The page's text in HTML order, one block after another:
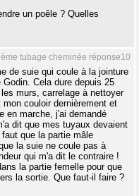
un poêle ? Quelles
tubage cheminée réponse10
de suie qui coule à la jointure
Cela dure depuis 25
murs, carrelage à nettoyer
couloir dernièrement et
en marche, j'ai demandé
dit que mes tuyaux devaient
que la partie mâle
la suie ne coule pas à
qui m'a dit le contraire !
la partie femelle pour que
la sortie. Que faut-il faire ?